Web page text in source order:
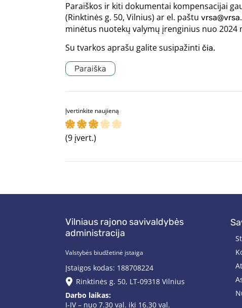
Paraiškos ir kiti dokumentai kompensacijai
(Rinktinės g. 50, Vilnius) ar el. paštu
minėtus nuotekų valymų įrenginius nuo
Su tvarkos aprašu galite susipažinti čia.
Paraiška
Įvertinkite naujieną
(9 įvert.)
Vilniaus rajono savivaldybės
administracija
Valstybės biudžetinė įstaiga
Įstaigos kodas: 188708224
Rinktinės g. 50, LT-09318 Vilnius
Darbo laikas:
I-IV – nuo 7.30 val. iki 16.30 val.